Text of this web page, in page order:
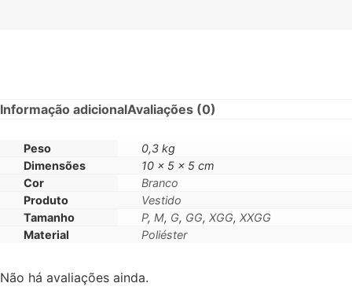
Informação adicionalAvaliações (0)
Peso
0,3 kg
Dimensões
10 × 5 × 5 cm
Cor
Branco
Produto
Vestido
Tamanho
P, M, G, GG, XGG, XXGG
Material
Poliéster
Não há avaliações ainda.